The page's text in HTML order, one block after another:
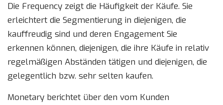
Die Frequency zeigt die Häufigkeit der Käufe. Sie
erleichtert die Segmentierung in diejenigen, die
kauffreudig sind und deren Engagement Sie
erkennen können, diejenigen, die ihre Käufe in relativ
regelmäßigen Abständen tätigen und diejenigen, die
gelegentlich bzw. sehr selten kaufen.
Monetary berichtet über den vom Kunden